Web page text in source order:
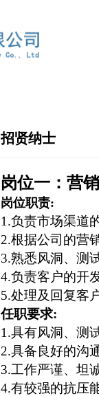
招贤纳士
岗位一：营
岗位职责:
1.负责市场渠道
2.根据公司的营
3.熟悉风洞、测
4.负责客户的开
5.处理及回复客
任职要求:
1.具有风洞、 测
2.具备良好的沟
3.工作严谨、坦
4.有较强的抗压